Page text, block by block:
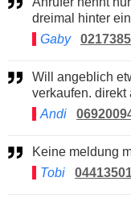
dreimal hinter
Gaby
Will angeblich etwas von einer blindenwerkstatt
verkaufen. direkt
Andi
Keine meldung
Tobi